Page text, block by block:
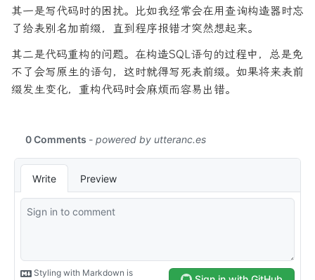
其一是写代码时的困扰。比如我经常会在用查询构造器时忘
了给表别名加前缀，直到程序报错才突然想起来。
其二是代码重构的问题。在构造SQL语句的过程中，总是免
不了会写原生的语句，这时就得写死表前缀。如果将来表前
缀发生变化，重构代码时会麻烦而容易出错。